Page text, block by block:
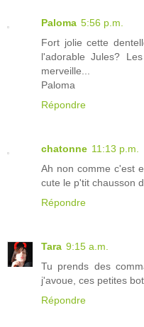
Paloma 5:56 p.m.
Fort jolie cette
l'adorable Jules?
merveille...
Paloma
Répondre
chatonne 11:13 p.m.
Ah non comme c'est
cute le p'tit chausson
Répondre
Tara 9:15 a.m.
Tu prends des
j'avoue, ces petites
Répondre